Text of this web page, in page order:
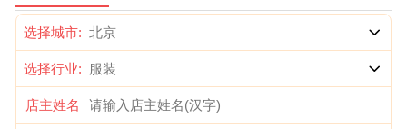
选择城市:
选择行业:
店主姓名